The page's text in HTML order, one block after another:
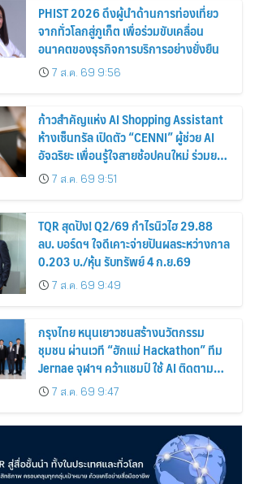
PHIST 2026 ดึงผู้นำด้านการท่องเที่ยว
จากทั่วโลกสู่ภูเก็ต เพื่อร่วมขับเคลื่อน
อนาคตของธุรกิจการบริการอย่างยั่งยืน
7 ส.ค. 69 9:56
ก้าวสำคัญแห่ง AI Shopping Assistant
ห้างเซ็นทรัล เปิดตัว “CENNI” ผู้ช่วย AI
อัจฉริยะ เพื่อนรู้ใจสายช้อปคนใหม่ ร่วมยก
ระดับประสบการณ์ช้อปปิ้งให้ง่ายขึ้นได้ ใน
แชตเดียว
7 ส.ค. 69 9:51
TQR สุดปัง! Q2/69 กำไรนิวไฮ 29.88
ลบ. บอร์ดฯ ใจดีเคาะจ่ายปันผลระหว่างกาล
0.203 บ./หุ้น รับทรัพย์ 4 ก.ย.69
7 ส.ค. 69 9:49
กรุงไทย หนุนเยาวชนสร้างนวัตกรรม
ชุมชน ผ่านเวที “ฮักแม่ Hackathon” ทีม
Jernae จุฬาฯ คว้าแชมป์ ใช้ AI ติดตาม
ทรัพย์สินสูญหาย
7 ส.ค. 69 9:47